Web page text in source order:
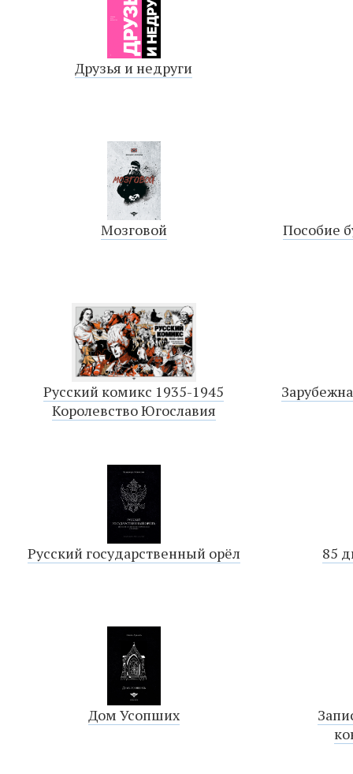
Друзья и недруги
Мозговой Пособие
Русский комикс 1935-1945
Королевство Югославия
Русский государственный орёл 85
Дом Усопших